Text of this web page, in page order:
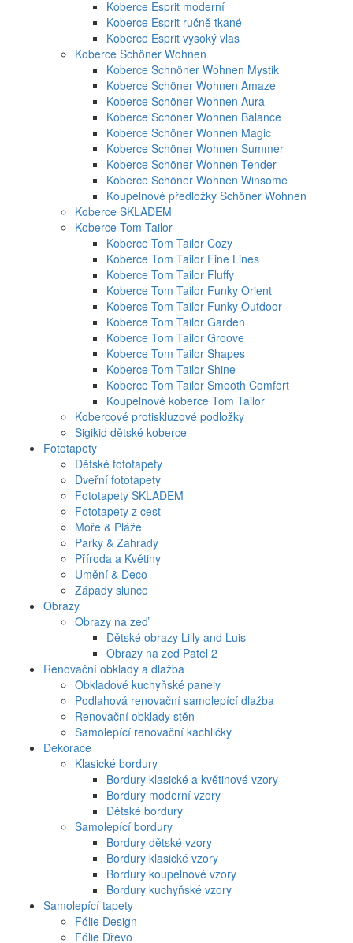
Koberce Esprit moderní
Koberce Esprit ručně tkané
Koberce Esprit vysoký vlas
Koberce Schöner Wohnen
Koberce Schnöner Wohnen Mystik
Koberce Schöner Wohnen Amaze
Koberce Schöner Wohnen Aura
Koberce Schöner Wohnen Balance
Koberce Schöner Wohnen Magic
Koberce Schöner Wohnen Summer
Koberce Schöner Wohnen Tender
Koberce Schöner Wohnen Winsome
Koupelnové předložky Schöner Wohnen
Koberce SKLADEM
Koberce Tom Tailor
Koberce Tom Tailor Cozy
Koberce Tom Tailor Fine Lines
Koberce Tom Tailor Fluffy
Koberce Tom Tailor Funky Orient
Koberce Tom Tailor Funky Outdoor
Koberce Tom Tailor Garden
Koberce Tom Tailor Groove
Koberce Tom Tailor Shapes
Koberce Tom Tailor Shine
Koberce Tom Tailor Smooth Comfort
Koupelnové koberce Tom Tailor
Kobercové protiskluzové podložky
Sigikid dětské koberce
Fototapety
Dětské fototapety
Dveřní fototapety
Fototapety SKLADEM
Fototapety z cest
Moře & Pláže
Parky & Zahrady
Příroda a Květiny
Umění & Deco
Západy slunce
Obrazy
Obrazy na zeď
Dětské obrazy Lilly and Luis
Obrazy na zeď Patel 2
Renovační obklady a dlažba
Obkladové kuchyňské panely
Podlahová renovační samolepící dlažba
Renovační obklady stěn
Samolepící renovační kachličky
Dekorace
Klasické bordury
Bordury klasické a květinové vzory
Bordury moderní vzory
Dětské bordury
Samolepící bordury
Bordury dětské vzory
Bordury klasické vzory
Bordury koupelnové vzory
Bordury kuchyňské vzory
Samolepící tapety
Fólie Design
Fólie Dřevo